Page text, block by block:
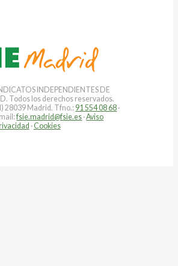
INDEPENDIENTES DE
Todos los derechos reservados.
28039 Madrid. Tfno.: 91 554 08 68 ·
mail:fsie.madrid@fsie.es ·Aviso
· Cookies